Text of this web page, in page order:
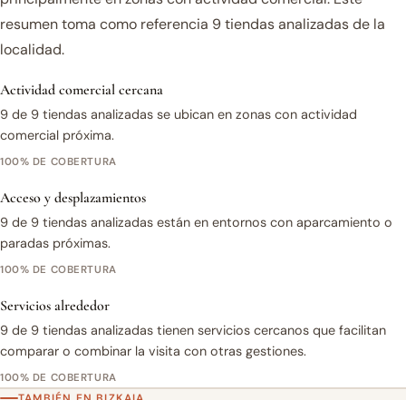
resumen toma como referencia 9 tiendas analizadas de la
localidad.
Actividad comercial cercana
9 de 9 tiendas analizadas se ubican en zonas con actividad
comercial próxima.
100% DE COBERTURA
Acceso y desplazamientos
9 de 9 tiendas analizadas están en entornos con aparcamiento o
paradas próximas.
100% DE COBERTURA
Servicios alrededor
9 de 9 tiendas analizadas tienen servicios cercanos que facilitan
comparar o combinar la visita con otras gestiones.
100% DE COBERTURA